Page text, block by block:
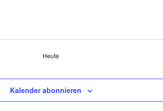
Heute
Kalender abonnieren